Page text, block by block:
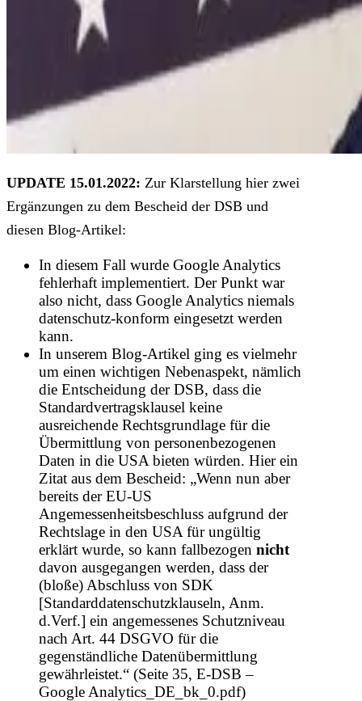
UPDATE 15.01.2022: Zur Klarstellung hier zwei
Ergänzungen zu dem Bescheid der DSB und
diesen Blog-Artikel:
In diesem Fall wurde Google Analytics
fehlerhaft implementiert. Der Punkt war
also nicht, dass Google Analytics niemals
datenschutz-konform eingesetzt werden
kann.
In unserem Blog-Artikel ging es vielmehr
um einen wichtigen Nebenaspekt, nämlich
die Entscheidung der DSB, dass die
Standardvertragsklausel keine
ausreichende Rechtsgrundlage für die
Übermittlung von personenbezogenen
Daten in die USA bieten würden. Hier ein
Zitat aus dem Bescheid: „Wenn nun aber
bereits der EU-US
Angemessenheitsbeschluss aufgrund der
Rechtslage in den USA für ungültig
erklärt wurde, so kann fallbezogen nicht
davon ausgegangen werden, dass der
(bloße) Abschluss von SDK
[Standarddatenschutzklauseln, Anm.
d.Verf.] ein angemessenes Schutzniveau
nach Art. 44 DSGVO für die
gegenständliche Datenübermittlung
gewährleistet.“ (Seite 35, E-DSB –
Google Analytics_DE_bk_0.pdf)